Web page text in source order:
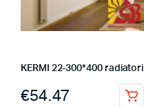
KERMI 22-300*400 radiatori
€54.47